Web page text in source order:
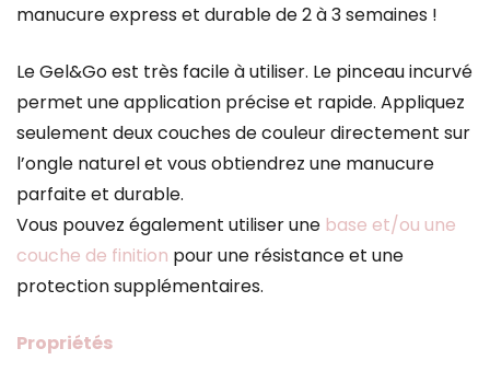
manucure express et durable de 2 à 3 semaines !
Le Gel&Go est très facile à utiliser. Le pinceau incurvé
permet une application précise et rapide. Appliquez
seulement deux couches de couleur directement sur
l’ongle naturel et vous obtiendrez une manucure
parfaite et durable.
Vous pouvez également utiliser une base et/ou une
couche de finition pour une résistance et une
protection supplémentaires.
Propriétés